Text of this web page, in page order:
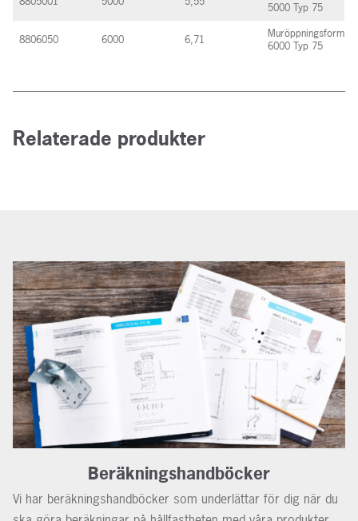
5000 Typ 75
8806050 6000 6,71
Muröppningsform
6000 Typ 75
Relaterade produkter
Beräkningshandböcker
Vi har beräkningshandböcker som underlättar för dig när du